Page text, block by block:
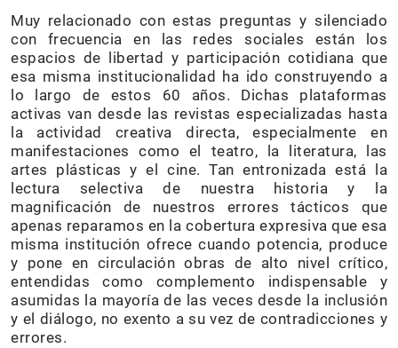
Muy relacionado con estas preguntas y silenciado
con frecuencia en las redes sociales están los
espacios de libertad y participación cotidiana que
esa misma institucionalidad ha ido construyendo a
lo largo de estos 60 años. Dichas plataformas
activas van desde las revistas especializadas hasta
la actividad creativa directa, especialmente en
manifestaciones como el teatro, la literatura, las
artes plásticas y el cine. Tan entronizada está la
lectura selectiva de nuestra historia y la
magnificación de nuestros errores tácticos que
apenas reparamos en la cobertura expresiva que esa
misma institución ofrece cuando potencia, produce
y pone en circulación obras de alto nivel crítico,
entendidas como complemento indispensable y
asumidas la mayoría de las veces desde la inclusión
y el diálogo, no exento a su vez de contradicciones y
errores.